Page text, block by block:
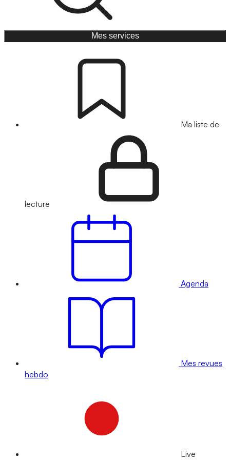
Mes services
Ma liste de
lecture
Agenda
Mes revues
hebdo
Live